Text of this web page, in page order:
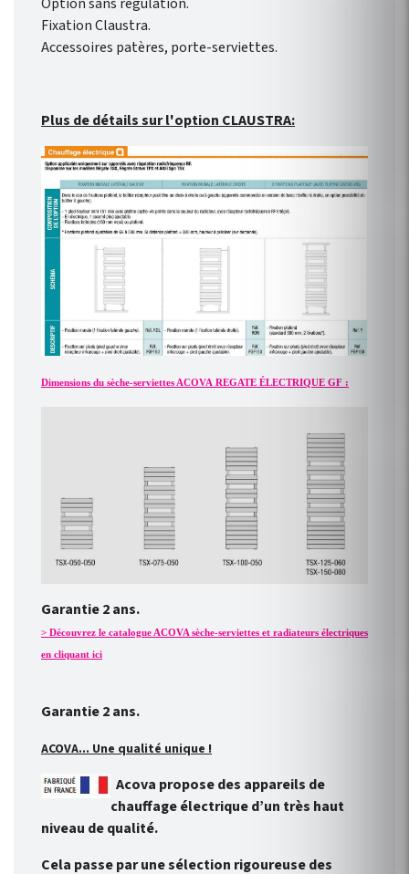
Fixation Claustra.
Accessoires patères, porte-serviettes.
Plus de détails sur l'option CLAUSTRA:
Dimensions du sèche-serviettes ACOVA REGATE ÉLECTRIQUE GF :
Garantie 2 ans.
> Découvrez le catalogue ACOVA sèche-serviettes et radiateurs électriques
en cliquant ici
Garantie 2 ans.
ACOVA... Une qualité unique !
Acova propose des appareils de
chauffage électrique d’un très haut
niveau de qualité.
Cela passe par une sélection rigoureuse des